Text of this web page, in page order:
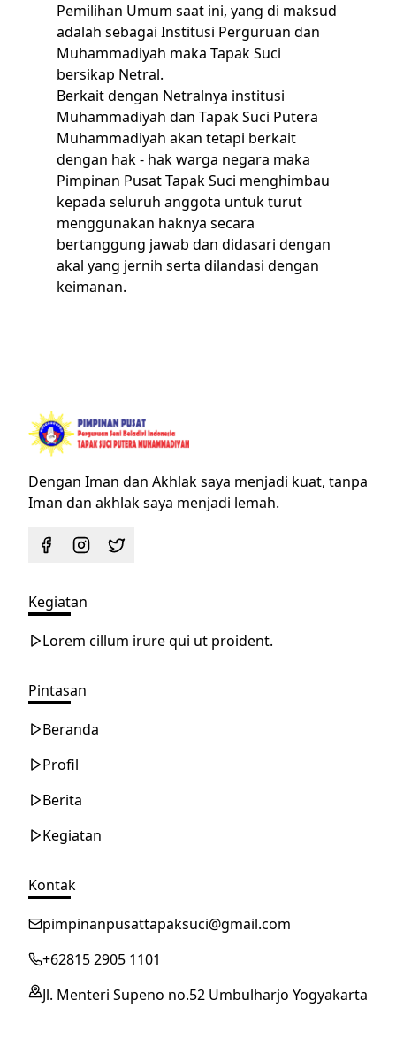
Pemilihan Umum saat ini, yang di maksud
adalah sebagai Institusi Perguruan dan
Muhammadiyah maka Tapak Suci
bersikap Netral.
Berkait dengan Netralnya institusi
Muhammadiyah dan Tapak Suci Putera
Muhammadiyah akan tetapi berkait
dengan hak - hak warga negara maka
Pimpinan Pusat Tapak Suci menghimbau
kepada seluruh anggota untuk turut
menggunakan haknya secara
bertanggung jawab dan didasari dengan
akal yang jernih serta dilandasi dengan
keimanan.
Dengan Iman dan Akhlak saya menjadi kuat, tanpa
Iman dan akhlak saya menjadi lemah.
Kegiatan
Lorem cillum irure qui ut proident.
Pintasan
Beranda
Profil
Berita
Kegiatan
Kontak
pimpinanpusattapaksuci@gmail.com
+62815 2905 1101
Jl. Menteri Supeno no.52 Umbulharjo Yogyakarta